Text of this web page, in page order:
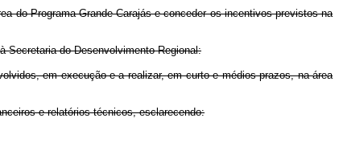
do Programa Grande Carajás e conceder os incentivos previstos na
Secretaria do Desenvolvimento Regional:
em execução e a realizar, em curto e médios prazos, na área
e relatórios técnicos, esclarecendo: